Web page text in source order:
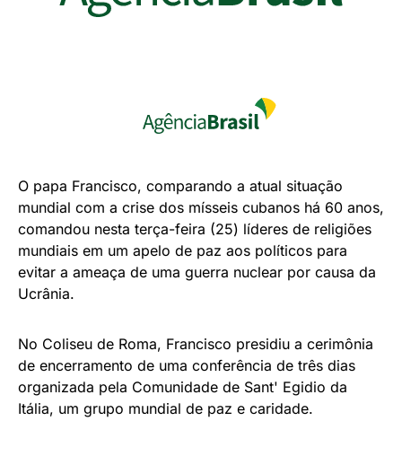
O papa Francisco, comparando a atual situação
mundial com a crise dos mísseis cubanos há 60 anos,
comandou nesta terça-feira (25) líderes de religiões
mundiais em um apelo de paz aos políticos para
evitar a ameaça de uma guerra nuclear por causa da
Ucrânia.
No Coliseu de Roma, Francisco presidiu a cerimônia
de encerramento de uma conferência de três dias
organizada pela Comunidade de Sant' Egidio da
Itália, um grupo mundial de paz e caridade.